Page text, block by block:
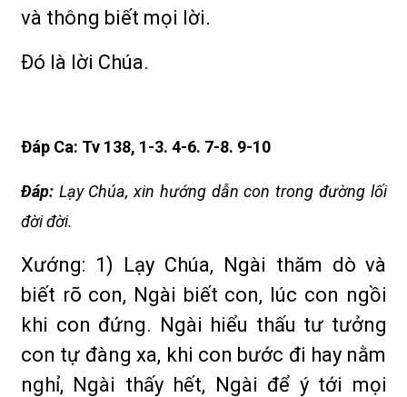
và thông biết mọi lời.
Ðó là lời Chúa.
Ðáp Ca: Tv 138, 1-3. 4-6. 7-8. 9-10
Ðáp: Lạy Chúa, xin hướng dẫn con trong đường lối
đời đời.
Xướng: 1) Lạy Chúa, Ngài thăm dò và
biết rõ con, Ngài biết con, lúc con ngồi
khi con đứng. Ngài hiểu thấu tư tưởng
con tự đàng xa, khi con bước đi hay nằm
nghỉ, Ngài thấy hết, Ngài để ý tới mọi